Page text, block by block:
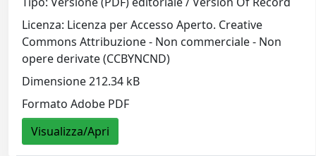
Licenza: Licenza per Accesso Aperto. Creative
Commons Attribuzione - Non commerciale - Non
opere derivate (CCBYNCND)
Dimensione 212.34 kB
Formato Adobe PDF
Visualizza/Apri